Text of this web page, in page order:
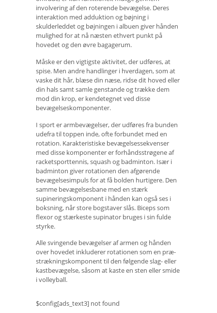
involvering af den roterende bevægelse. Deres
interaktion med adduktion og bøjning i
skulderleddet og bøjningen i albuen giver hånden
mulighed for at nå næsten ethvert punkt på
hovedet og den øvre bagagerum.
Måske er den vigtigste aktivitet, der udføres, at
spise. Men andre handlinger i hverdagen, som at
vaske dit hår, blæse din næse, ridse dit hoved eller
din hals samt samle genstande og trække dem
mod din krop, er kendetegnet ved disse
bevægelseskomponenter.
I sport er armbevægelser, der udføres fra bunden
udefra til toppen inde, ofte forbundet med en
rotation. Karakteristiske bevægelsessekvenser
med disse komponenter er forhåndsstrøgene af
racketsporttennis, squash og badminton. Især i
badminton giver rotationen den afgørende
bevægelsesimpuls for at få bolden hurtigere. Den
samme bevægelsesbane med en stærk
supineringskomponent i hånden kan også ses i
boksning, når store bogstaver slås. Biceps som
flexor og stærkeste supinator bruges i sin fulde
styrke.
Alle svingende bevægelser af armen og hånden
over hovedet inkluderer rotationen som en præ-
strækningskomponent til den følgende slag- eller
kastbevægelse, såsom at kaste en sten eller smide
i volleyball.
$config[ads_text3] not found